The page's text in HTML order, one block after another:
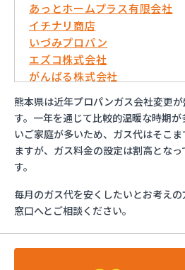
あっとホームプラス有限会社
イチナリ商店
いづみプロパン
エズコ株式会社
がんばる株式会社
くまさんガス産業株式会社
こめやプロパン
さかいや
サンエス設備機器株式会社
ライフガス山口
リボンガス株式会社
愛和
井上商店
熊本県は近年プロパンガス会社変更
す。一年を通じて比較的温暖な時期
いご家庭が多いため、ガス代はそこ
ますが、ガス料金の設定は割高とな
す。
毎月のガス代を安くしたいとお考え
窓口へとご相談ください。